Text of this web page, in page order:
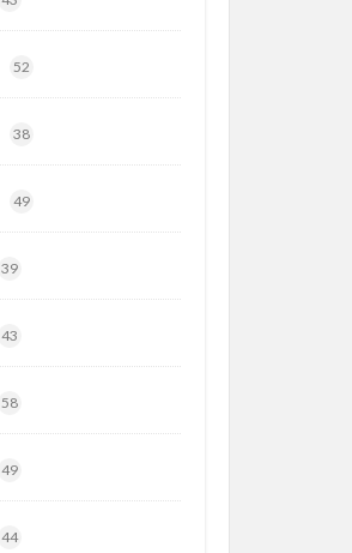
52
38
49
39
43
58
49
44